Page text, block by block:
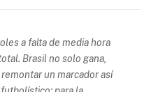
a falta de media hora
Brasil no solo gana,
un marcador así